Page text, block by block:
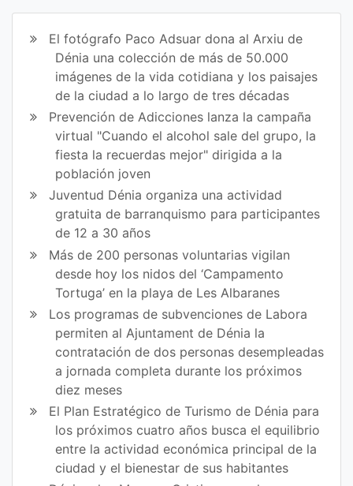
en
Fa
ce
bo
ok
ir
en
Tw
itt
er
El fotógrafo Paco Adsuar dona al Arxiu de
Dénia una colección de más de 50.000
imágenes de la vida cotidiana y los paisajes
de la ciudad a lo largo de tres décadas
Prevención de Adicciones lanza la campaña
virtual "Cuando el alcohol sale del grupo, la
fiesta la recuerdas mejor" dirigida a la
población joven
Juventud Dénia organiza una actividad
gratuita de barranquismo para participantes
de 12 a 30 años
Más de 200 personas voluntarias vigilan
desde hoy los nidos del ‘Campamento
Tortuga’ en la playa de Les Albaranes
Los programas de subvenciones de Labora
permiten al Ajuntament de Dénia la
contratación de dos personas desempleadas
a jornada completa durante los próximos
diez meses
El Plan Estratégico de Turismo de Dénia para
los próximos cuatro años busca el equilibrio
entre la actividad económica principal de la
ciudad y el bienestar de sus habitantes